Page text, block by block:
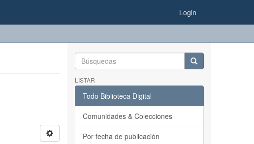
Login
LISTAR
Todo Biblioteca Digital
Comunidades & Colecciones
Por fecha de publicación